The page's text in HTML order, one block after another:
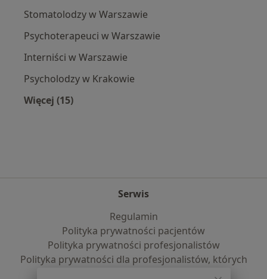
Stomatolodzy w Warszawie
Psychoterapeuci w Warszawie
Interniści w Warszawie
Psycholodzy w Krakowie
Więcej (15)
Serwis
Regulamin
Polityka prywatności pacjentów
Polityka prywatności profesjonalistów
Polityka prywatności dla profesjonalistów, których